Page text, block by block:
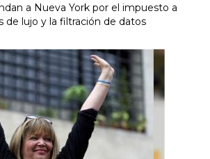
a Nueva York por el impuesto a
de lujo y la filtración de datos